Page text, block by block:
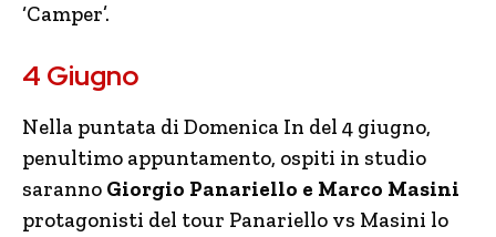
‘Camper’.
4 Giugno
Nella puntata di Domenica In del 4 giugno,
penultimo appuntamento, ospiti in studio
saranno Giorgio Panariello e Marco Masini
protagonisti del tour Panariello vs Masini lo